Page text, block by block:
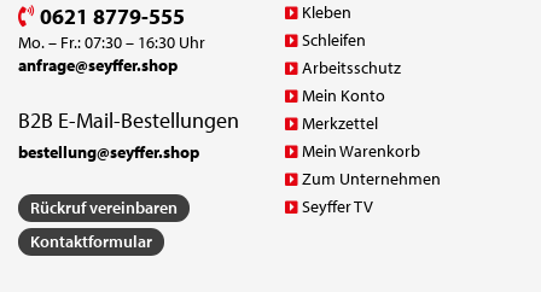
0621 8779-555
Mo. – Fr.: 07:30 – 16:30 Uhr
anfrage@seyffer.shop
B2B E-Mail-Bestellungen
bestellung@seyffer.shop
Rückruf vereinbaren
Kontaktformular
Kleben
Schleifen
Arbeitsschutz
Mein Konto
Merkzettel
Mein Warenkorb
Zum Unternehmen
Seyffer TV